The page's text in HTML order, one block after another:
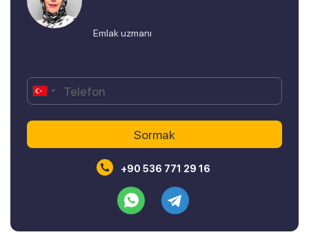
Emlak uzmanı
+90 536 771 29 16